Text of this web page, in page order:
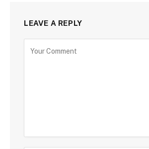
LEAVE A REPLY